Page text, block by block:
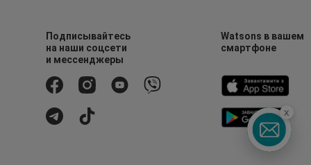
Подписывайтесь
на наши соцсети
и мессенджеры
Watsons в вашем
смартфоне
x